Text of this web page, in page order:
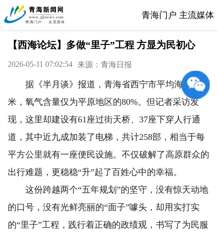
青海门户 主流媒体
【西海论坛】多做“里子”工程 方显为民初心
2026-05-11 07:02:54 来源：青海日报
据《半月谈》报道，青海省西宁市平均海拔2200
米，氧气含量仅为平原地区的80%。但记者采访发
现，这里却建设有61座过街天桥、37座下穿人行通
道，其中近九成加装了电梯，共计258部，相当于每
平方公里就有一座便民设施。不仅破解了高原群众的
出行难题，更稳稳“升”起了百姓心中的幸福。
这份跨越两个“五年规划”的坚守，没有惊天动地
的口号，没有光鲜亮丽的“面子”噱头，却用实打实
的“里子”工程，践行着正确的政绩观，书写了为民服